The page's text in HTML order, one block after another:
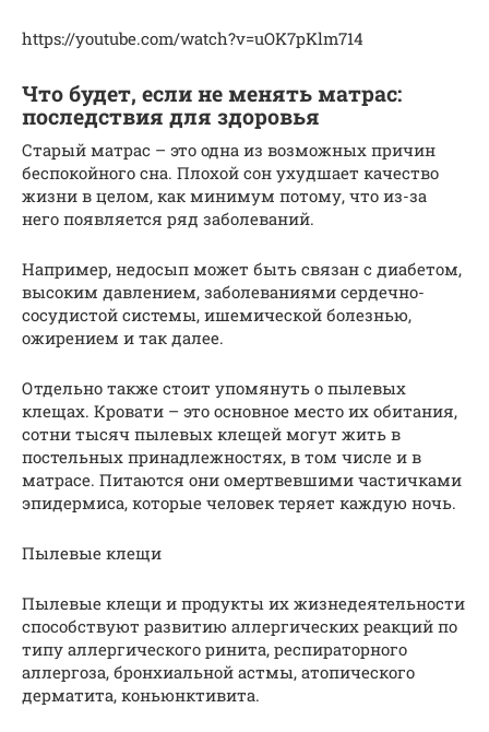
https://youtube.com/watch?v=uOK7pKlm714
Что будет, если не менять матрас:
последствия для здоровья
Старый матрас – это одна из возможных причин
беспокойного сна. Плохой сон ухудшает качество
жизни в целом, как минимум потому, что из-за
него появляется ряд заболеваний.
Например, недосып может быть связан с диабетом,
высоким давлением, заболеваниями сердечно-
сосудистой системы, ишемической болезнью,
ожирением и так далее.
Отдельно также стоит упомянуть о пылевых
клещах. Кровати – это основное место их обитания,
сотни тысяч пылевых клещей могут жить в
постельных принадлежностях, в том числе и в
матрасе. Питаются они омертвевшими частичками
эпидермиса, которые человек теряет каждую ночь.
Пылевые клещи
Пылевые клещи и продукты их жизнедеятельности
способствуют развитию аллергических реакций по
типу аллергического ринита, респираторного
аллергоза, бронхиальной астмы, атопического
дерматита, коньюнктивита.